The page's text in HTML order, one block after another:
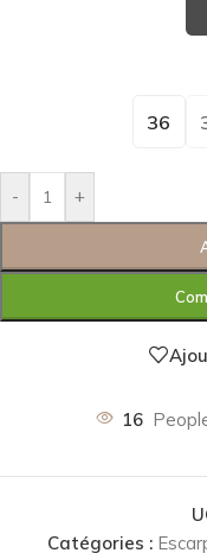
36
- +
16
Catégories :